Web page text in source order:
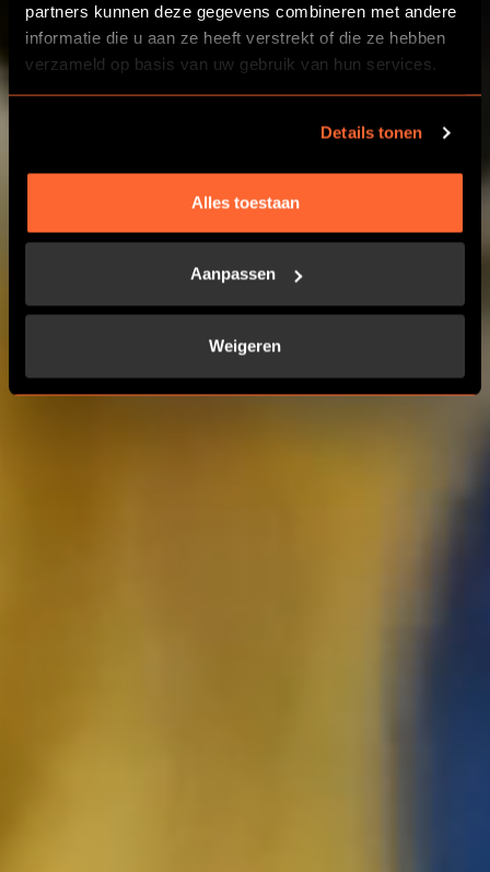
partners kunnen deze gegevens combineren met andere
informatie die u aan ze heeft verstrekt of die ze hebben
verzameld op basis van uw gebruik van hun services.
Details tonen
Alles toestaan
Aanpassen
Weigeren
KIES EEN SPEL